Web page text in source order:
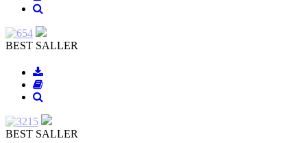
BEST SALLER
BEST SALLER